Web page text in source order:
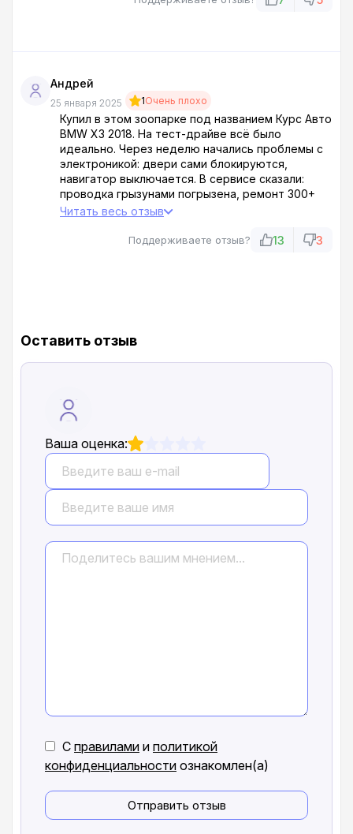
Андрей
25 января 2025 1Очень плохо
Купил в этом зоопарке под названием Курс Авто
BMW X3 2018. На тест-драйве всё было
идеально. Через неделю начались проблемы с
электроникой: двери сами блокируются,
навигатор выключается. В сервисе сказали:
проводка грызунами погрызена, ремонт 300+
тыс. Салон отказался даже диагностику делать.
Читать весь отзыв
Поддерживаете отзыв? 13 3
Оставить отзыв
Ваша оценка:
С правилами и политикой
конфиденциальности ознакомлен(а)
Отправить отзыв